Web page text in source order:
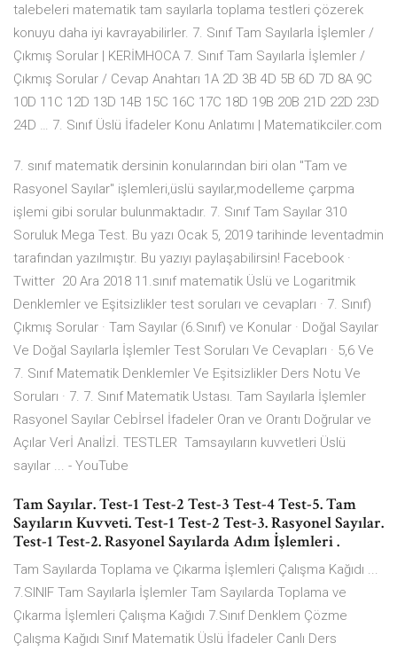
talebeleri matematik tam sayılarla toplama testleri çözerek
konuyu daha iyi kavrayabilirler. 7. Sınıf Tam Sayılarla İşlemler /
Çıkmış Sorular | KERİMHOCA 7. Sınıf Tam Sayılarla İşlemler /
Çıkmış Sorular / Cevap Anahtarı 1A 2D 3B 4D 5B 6D 7D 8A 9C
10D 11C 12D 13D 14B 15C 16C 17C 18D 19B 20B 21D 22D 23D
24D … 7. Sınıf Üslü İfadeler Konu Anlatımı | Matematikciler.com
7. sınıf matematik dersinin konularından biri olan "Tam ve
Rasyonel Sayılar" işlemleri,üslü sayılar,modelleme çarpma
işlemi gibi sorular bulunmaktadır. 7. Sınıf Tam Sayılar 310
Soruluk Mega Test. Bu yazı Ocak 5, 2019 tarihinde leventadmin
tarafından yazılmıştır. Bu yazıyı paylaşabilirsin! Facebook ·
Twitter 20 Ara 2018 11.sınıf matematik Üslü ve Logaritmik
Denklemler ve Eşitsizlikler test soruları ve cevapları · 7. Sınıf)
Çıkmış Sorular · Tam Sayılar (6.Sınıf) ve Konular · Doğal Sayılar
Ve Doğal Sayılarla İşlemler Test Soruları Ve Cevapları · 5,6 Ve
7. Sınıf Matematik Denklemler Ve Eşitsizlikler Ders Notu Ve
Soruları · 7. 7. Sınıf Matematik Ustası. Tam Sayılarla İşlemler
Rasyonel Sayılar Cebİrsel İfadeler Oran ve Orantı Doğrular ve
Açılar Verİ Analİzİ. TESTLER Tamsayıların kuvvetleri Üslü
sayılar ... - YouTube
Tam Sayılar. Test-1 Test-2 Test-3 Test-4 Test-5. Tam
Sayıların Kuvveti. Test-1 Test-2 Test-3. Rasyonel Sayılar.
Test-1 Test-2. Rasyonel Sayılarda Adım İşlemleri .
Tam Sayılarda Toplama ve Çıkarma İşlemleri Çalışma Kağıdı ...
7.SINIF Tam Sayılarla İşlemler Tam Sayılarda Toplama ve
Çıkarma İşlemleri Çalışma Kağıdı 7.Sınıf Denklem Çözme
Çalışma Kağıdı Sınıf Matematik Üslü İfadeler Canlı Ders